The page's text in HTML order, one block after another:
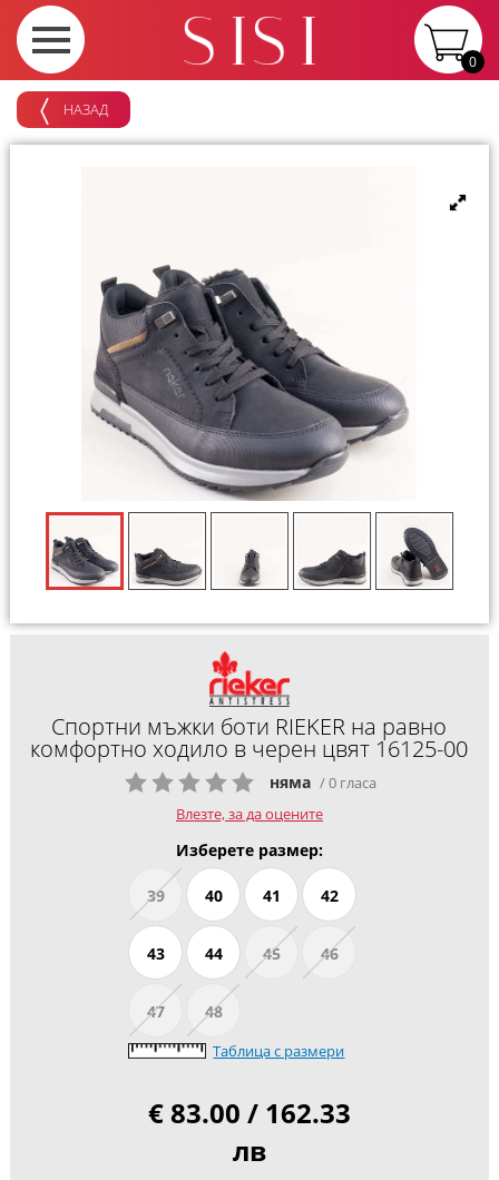
0
НАЗАД
Спортни мъжки боти RIEKER на равно
комфортно ходило в черен цвят 16125-00
няма / 0 гласа
Влезте, за да оцените
Изберете размер:
39 40 41 42
43 44 45 46
47 48
Таблица с размери
€ 83.00 / 162.33
лв